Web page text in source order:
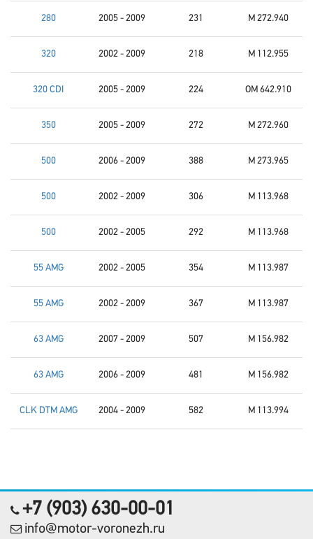
280 2005 - 2009 231 M 272.940
320 2002 - 2009 218 M 112.955
320 CDI 2005 - 2009 224 OM 642.910
350 2005 - 2009 272 M 272.960
500 2006 - 2009 388 M 273.965
500 2002 - 2009 306 M 113.968
500 2002 - 2005 292 M 113.968
55 AMG 2002 - 2005 354 M 113.987
55 AMG 2002 - 2009 367 M 113.987
63 AMG 2007 - 2009 507 M 156.982
63 AMG 2006 - 2009 481 M 156.982
CLK DTM AMG 2004 - 2009 582 M 113.994
+7 (903) 630-00-01
info@motor-voronezh.ru